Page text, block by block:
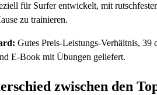
für Surfer entwickelt, mit
zu trainieren.
Gutes Preis-Leistungs-Verhältnis,
E-Book mit Übungen geliefert.
zwischen den